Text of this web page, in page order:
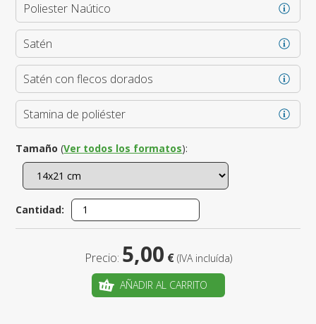
Poliester Naútico
Satén
Satén con flecos dorados
Stamina de poliéster
Tamaño (Ver todos los formatos):
Cantidad:
Precio: 5,00 € (IVA incluída)
AÑADIR AL CARRITO